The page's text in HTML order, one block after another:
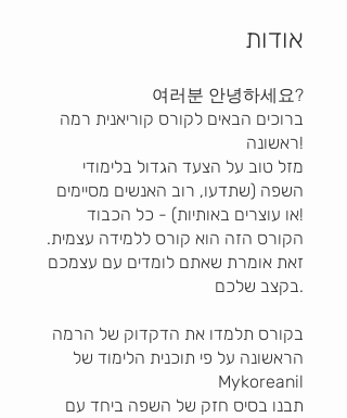
אודות
여러분 안녕하세요?
ברוכים הבאים לקורס קוריאנית רמה
ראשונה!
מזל טוב על הצעד הגדול בלימודי
השפה (שתדעו, רוב האנשים מסיימים
או עוצרים באותיות) - כל הכבוד!
הקורס הזה הוא קורס ללמידה עצמית.
זאת אומרת שאתם לומדים עם עצמכם
בקצב שלכם.
בקורס תלמדו את הדקדוק של הרמה
הראשונה על פי תוכנית הלימוד של
Mykoreanil
תבנו בסיס חזק של השפה ביחד עם